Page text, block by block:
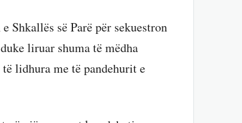
Shkallës së Parë për sekuestron
liruar shuma të mëdha
lidhura me të pandehurit e